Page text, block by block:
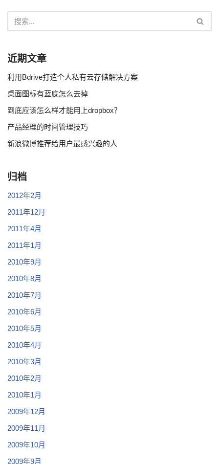
近期文章
利用Bdrive打造个人私有云存储解决方案
桌面图标有蓝底怎么去掉
到底应该怎么样才能用上dropbox？
产品经理的时间管理技巧
新浪微博推荐给用户最感兴趣的人
归档
2012年2月
2011年12月
2011年4月
2011年1月
2010年9月
2010年8月
2010年7月
2010年6月
2010年5月
2010年4月
2010年3月
2010年2月
2010年1月
2009年12月
2009年11月
2009年10月
2009年9月